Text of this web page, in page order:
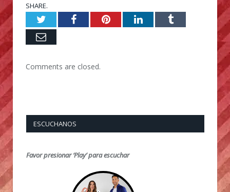
SHARE.
TwitterFacebookPinterestLinkedInTumblr
Email
Comments are closed.
ESCUCHANOS
Favor presionar ‘Play’ para escuchar